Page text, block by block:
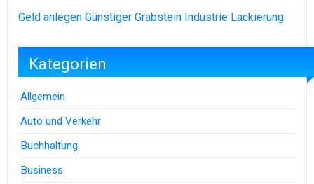
Geld anlegen Günstiger Grabstein Industrie Lackierung
Kategorien
Allgemein
Auto und Verkehr
Buchhaltung
Business